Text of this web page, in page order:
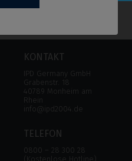
KONTAKT
IPD Germany GmbH
Grabenstr. 18
40789 Monheim am
Rhein
info@ipd2004.de
TELEFON
0800 – 28 300 28
(Kostenlose Hotline)